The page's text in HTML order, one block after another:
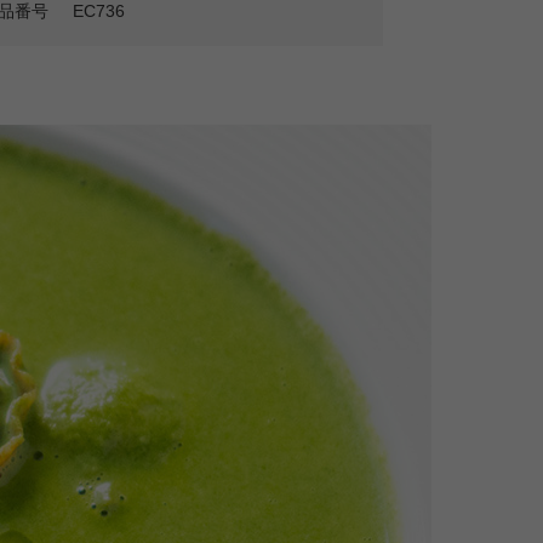
番号 EC736